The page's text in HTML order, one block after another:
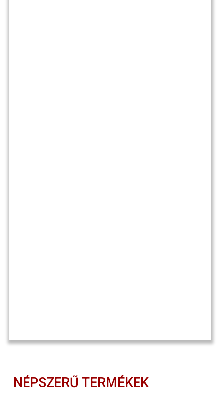
NÉPSZERŰ TERMÉKEK